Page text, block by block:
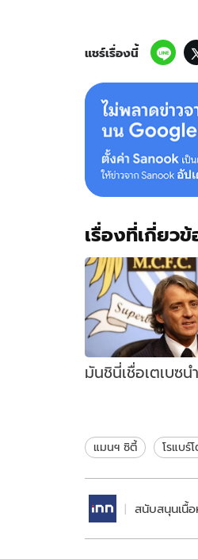
แชร์เรื่องนี้
เรื่องที่เกี่ยว
มันชินี่เชื่อเตเบซน
แมนฯ ซิตี้ โรแบร์
สนับสนุนเนื้อ